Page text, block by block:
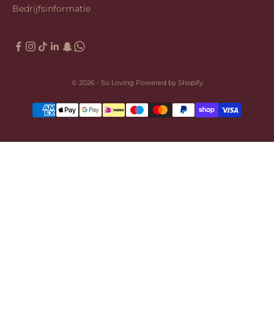
Bedrijfsinformatie
© 2026 - So Loving Powered by Shopify